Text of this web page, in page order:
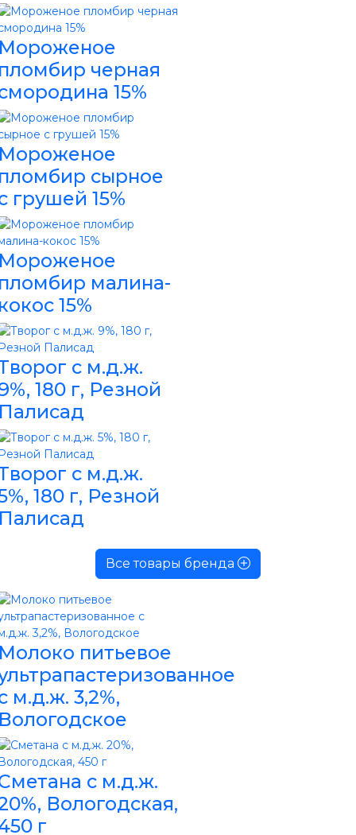
черная
15%
сырное
грушей 15%
малина-
15%
с м.д.ж.
180 г, Резной
с м.д.ж.
180 г, Резной
Все товары бренда
питьевое
м.д.ж. 3,2%,
с м.д.ж.
Вологодская,
г